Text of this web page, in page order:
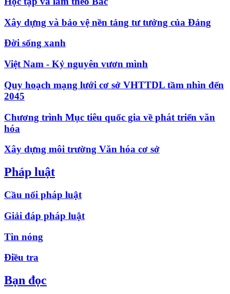
Xây dựng và bảo vệ nền tảng tư tưởng của Đảng
Đời sống xanh
Việt Nam - Kỷ nguyên vươn mình
Quy hoạch mạng lưới cơ sở VHTTDL tầm nhìn đến
2045
Chương trình Mục tiêu quốc gia về phát triển văn
hóa
Xây dựng môi trường Văn hóa cơ sở
Pháp luật
Cầu nối pháp luật
Giải đáp pháp luật
Tin nóng
Điều tra
Bạn đọc